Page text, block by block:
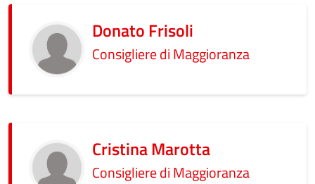
Donato Frisoli
Consigliere di Maggioranza
Cristina Marotta
Consigliere di Maggioranza